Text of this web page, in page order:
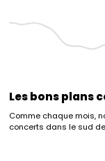
Les bons plans
Comme chaque mois,
concerts dans le sud de